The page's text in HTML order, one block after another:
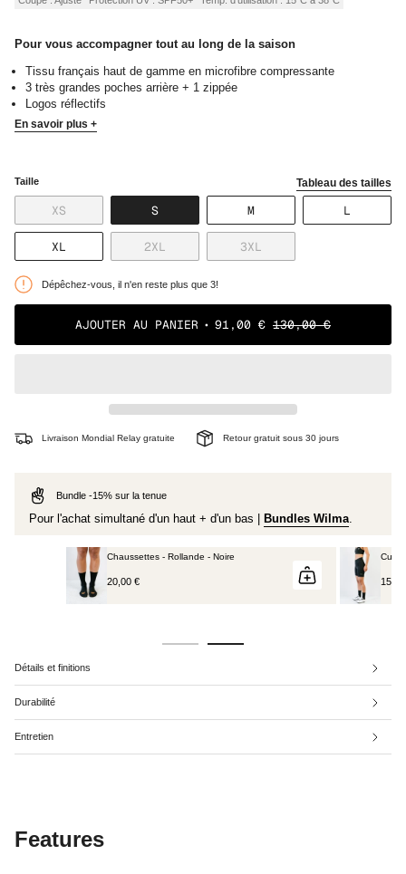
Pour vous accompagner tout au long de la saison
Tissu français haut de gamme en microfibre compressante
3 très grandes poches arrière + 1 zippée
Logos réflectifs
En savoir plus +
Taille Tableau des tailles
XS
ÉPUISÉE
SVARIANTE
ÉPUISÉE
OU
NON
MVARIANTE
ÉPUISÉE
OU
NON
L
ÉPUISÉE
XL
ÉPUISÉE
NON
DISPONIBLE
2XL
ÉPUISÉE
NON
DISPONIBLE
3XL
ÉPUISÉE
DISPONIBLE
Dépêchez-vous, il n'en reste plus que 3!
AJOUTER AU PANIER 91,00 € 130,00 €
Livraison Mondial Relay gratuite Retour gratuit sous 30 jours
Bundle -15% sur la tenue
Pour l'achat simultané d'un haut + d'un bas | Bundles Wilma
Cuissard
150,00 €
Chaussettes - Rollande - Noire
20,00 €
Détails et finitions
Durabilité
Entretien
Features